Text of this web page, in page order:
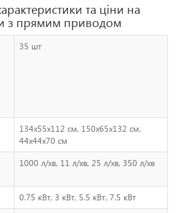
та ціни на
з прямим приводом
35 шт
134x55x112 см, 150x65x132 см,
44x44x70 см
1000 л/хв, 11 л/хв, 25 л/хв, 350 л/хв
0.75 кВт, 3 кВт, 5.5 кВт, 7.5 кВт